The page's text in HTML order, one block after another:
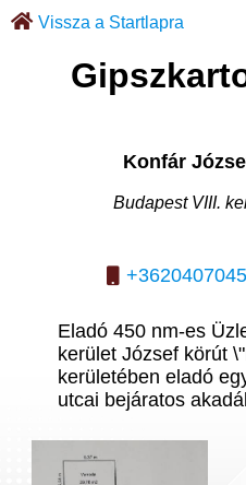
Vissza a Startlapra
Konfár
Budapest VIII.
Eladó 450 nm-es
kerület József körút
kerületében eladó
utcai bejáratos